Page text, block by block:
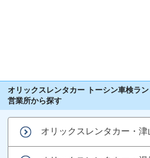
オリックスレンタカー トーシン車検ラ
営業所から探す
オリックスレンタカー・津